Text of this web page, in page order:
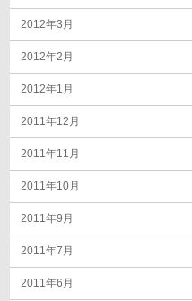
2012年3月
2012年2月
2012年1月
2011年12月
2011年11月
2011年10月
2011年9月
2011年7月
2011年6月